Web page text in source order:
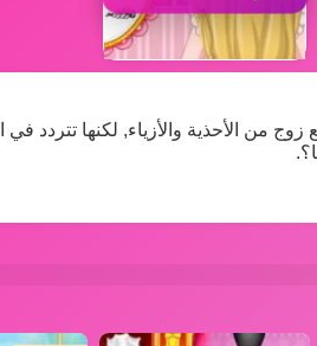
من الأحذية والأزياء, لكنها تتردد في